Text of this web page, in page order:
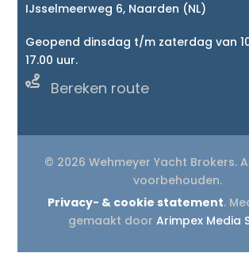
IJsselmeerweg 6, Naarden (NL)
Geopend dinsdag t/m zaterdag van
17.00 uur.
 Bereken route
© 2026 Wehmeyer Yacht Brokers.
voorbehouden.
Privacy- & cookie statement.
gemaakt doorArimpex Media